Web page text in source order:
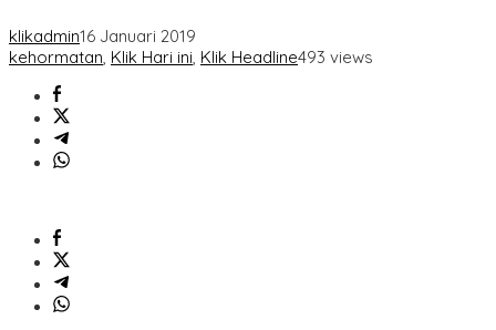
klikadmin16 Januari 2019
kehormatan, Klik Hari ini, Klik Headline493 views